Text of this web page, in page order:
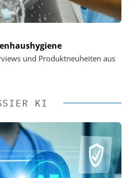
und Produktneuheiten aus
KI